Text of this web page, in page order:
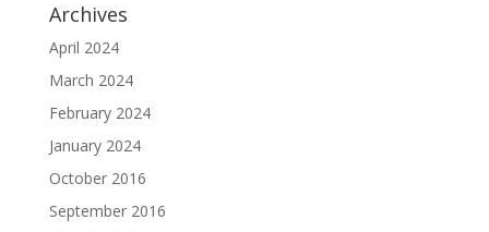
Archives
April 2024
March 2024
February 2024
January 2024
October 2016
September 2016